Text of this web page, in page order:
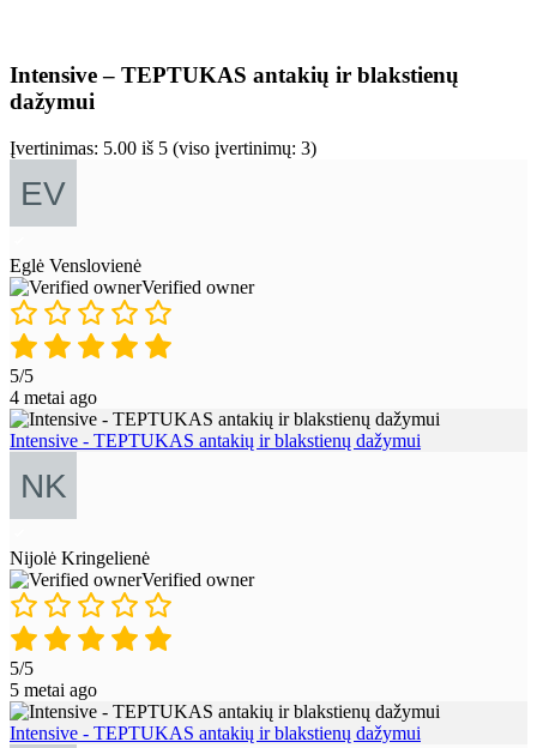
Intensive – TEPTUKAS antakių ir blakstienų
dažymui
Įvertinimas: 5.00 iš 5 (viso įvertinimų: 3)
Eglė Venslovienė
Verified owner
5/5
4 metai ago
Intensive - TEPTUKAS antakių ir blakstienų dažymui
Nijolė Kringelienė
Verified owner
5/5
5 metai ago
Intensive - TEPTUKAS antakių ir blakstienų dažymui